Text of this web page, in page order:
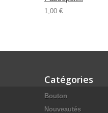
1,00 €
Catégories
Bouton
Nouveautés